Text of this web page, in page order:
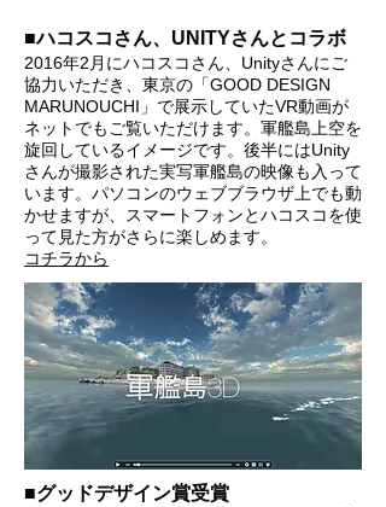
■ハコスコさん、UNITYさんとコラボ
2016年2月にハコスコさん、Unityさんにご
協力いただき、東京の「GOOD DESIGN
MARUNOUCHI」で展示していたVR動画が
ネットでもご覧いただけます。軍艦島上空を
旋回しているイメージです。後半にはUnity
さんが撮影された実写軍艦島の映像も入って
います。パソコンのウェブブラウザ上でも動
かせますが、スマートフォンとハコスコを使
って見た方がさらに楽しめます。
コチラから
■グッドデザイン賞受賞